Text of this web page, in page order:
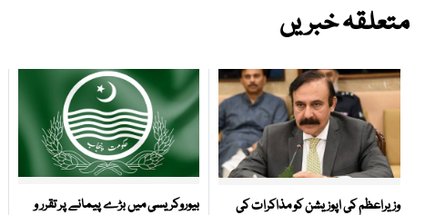
متعلقہ خبریں
وزیراعظم کی اپوزیشن کو مذاکرات کی
بیوروکریسی میں بڑے پیمانے پر تقرر و